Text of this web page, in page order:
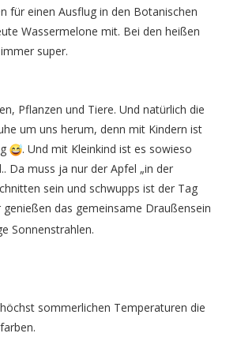
für einen Ausflug in den Botanischen
Wassermelone mit. Bei den heißen
super.
Pflanzen und Tiere. Und natürlich die
um uns herum, denn mit Kindern ist
. Und mit Kleinkind ist es sowieso
Da muss ja nur der Apfel „in der
sein und schwupps ist der Tag
genießen das gemeinsame Draußensein
Sonnenstrahlen.
sommerlichen Temperaturen die